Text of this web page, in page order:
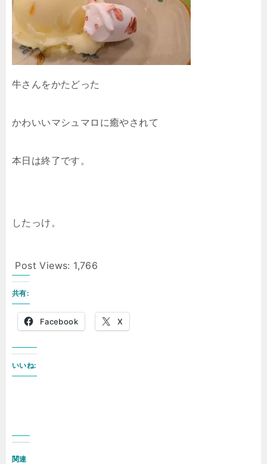
牛さんをかたどった
かわいいマシュマロに癒やされて
本日は終了です。
したっけ。
Post Views: 1,766
共有:
Facebook X
いいね:
関連